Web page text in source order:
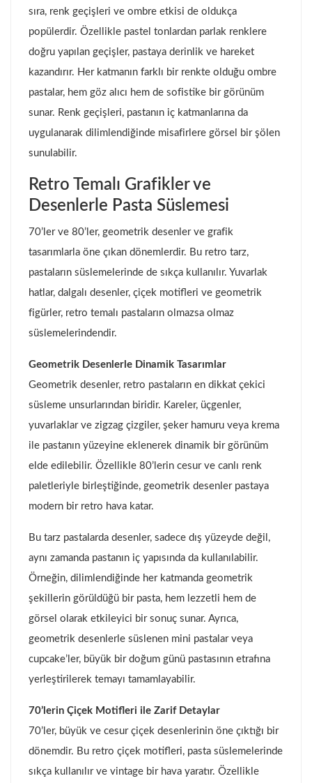
sıra, renk geçişleri ve ombre etkisi de oldukça
popülerdir. Özellikle pastel tonlardan parlak renklere
doğru yapılan geçişler, pastaya derinlik ve hareket
kazandırır. Her katmanın farklı bir renkte olduğu ombre
pastalar, hem göz alıcı hem de sofistike bir görünüm
sunar. Renk geçişleri, pastanın iç katmanlarına da
uygulanarak dilimlendiğinde misafirlere görsel bir şölen
sunulabilir.
Retro Temalı Grafikler ve
Desenlerle Pasta Süslemesi
70’ler ve 80’ler, geometrik desenler ve grafik
tasarımlarla öne çıkan dönemlerdir. Bu retro tarz,
pastaların süslemelerinde de sıkça kullanılır. Yuvarlak
hatlar, dalgalı desenler, çiçek motifleri ve geometrik
figürler, retro temalı pastaların olmazsa olmaz
süslemelerindendir.
Geometrik Desenlerle Dinamik Tasarımlar
Geometrik desenler, retro pastaların en dikkat çekici
süsleme unsurlarından biridir. Kareler, üçgenler,
yuvarlaklar ve zigzag çizgiler, şeker hamuru veya krema
ile pastanın yüzeyine eklenerek dinamik bir görünüm
elde edilebilir. Özellikle 80’lerin cesur ve canlı renk
paletleriyle birleştiğinde, geometrik desenler pastaya
modern bir retro hava katar.
Bu tarz pastalarda desenler, sadece dış yüzeyde değil,
aynı zamanda pastanın iç yapısında da kullanılabilir.
Örneğin, dilimlendiğinde her katmanda geometrik
şekillerin görüldüğü bir pasta, hem lezzetli hem de
görsel olarak etkileyici bir sonuç sunar. Ayrıca,
geometrik desenlerle süslenen mini pastalar veya
cupcake’ler, büyük bir doğum günü pastasının etrafına
yerleştirilerek temayı tamamlayabilir.
70’lerin Çiçek Motifleri ile Zarif Detaylar
70’ler, büyük ve cesur çiçek desenlerinin öne çıktığı bir
dönemdir. Bu retro çiçek motifleri, pasta süslemelerinde
sıkça kullanılır ve vintage bir hava yaratır. Özellikle